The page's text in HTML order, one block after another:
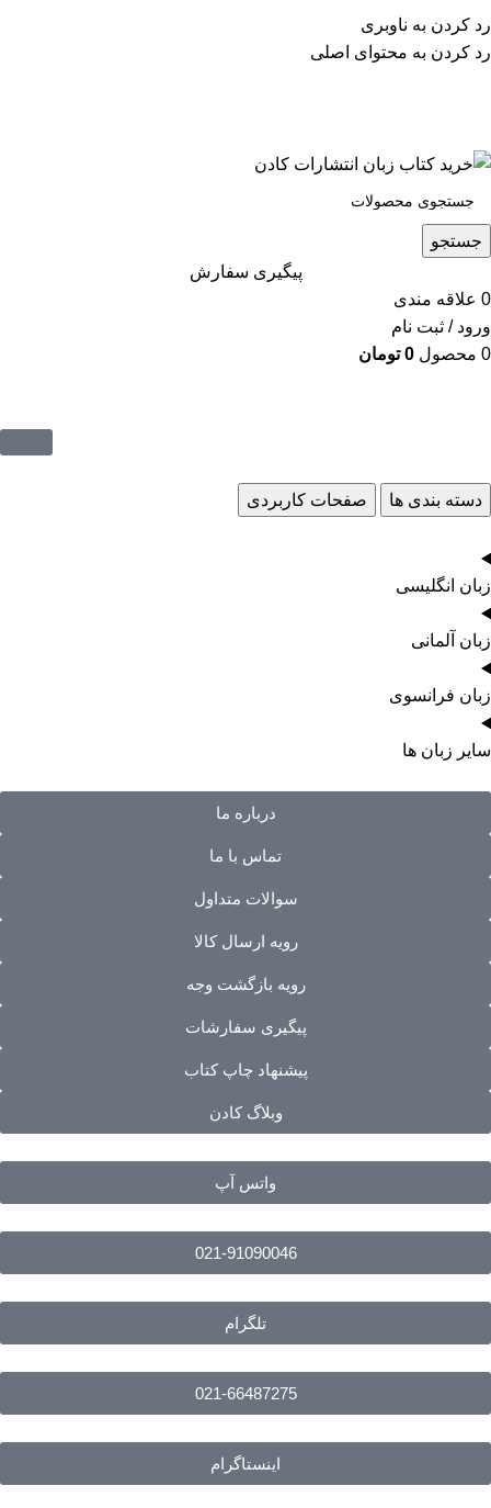
رد کردن به ناوبری
رد کردن به محتوای اصلی
پشتیبانی تلگرام : 09201005262
۵۰ تا۶۰ درصد تخفیف واقعی و همیشگی در خرید از سایت
جستجو
پیگیری سفارش
0 علاقه مندی
ورود / ثبت نام
0 محصول 0 تومان
دسته بندی ها صفحات کاربردی
زبان انگلیسی
زبان آلمانی
زبان فرانسوی
سایر زبان ها
درباره ما
تماس با ما
سوالات متداول
رویه ارسال کالا
رویه بازگشت وجه
پیگیری سفارشات
پیشنهاد چاپ کتاب
وبلاگ کادن
واتس آپ
021-91090046
تلگرام
021-66487275
اینستاگرام